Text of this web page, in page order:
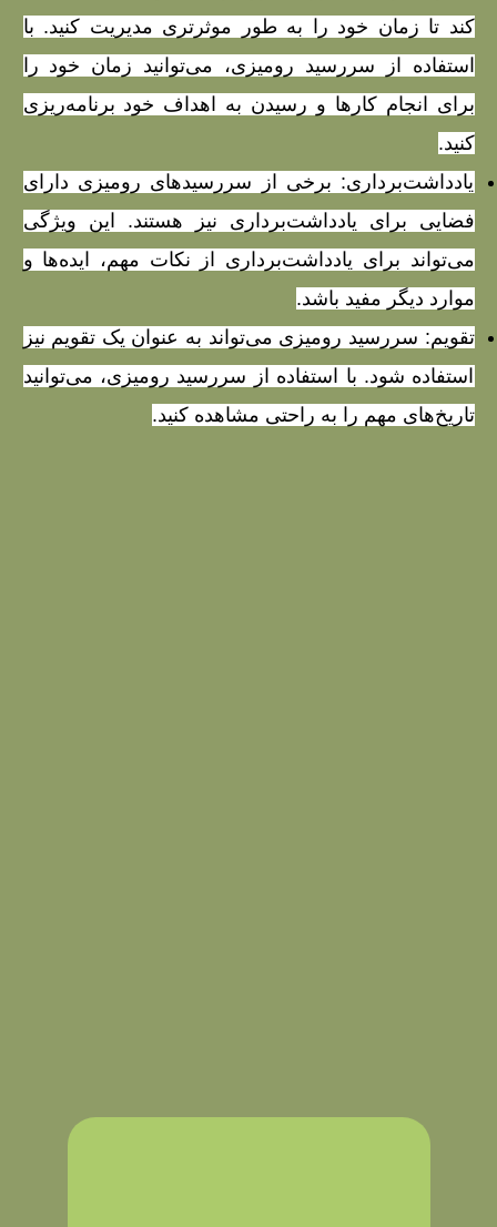
کند تا زمان خود را به طور موثرتری مدیریت کنید. با
استفاده از سررسید رومیزی، می‌توانید زمان خود را
برای انجام کارها و رسیدن به اهداف خود برنامه‌ریزی
کنید.
یادداشت‌برداری: برخی از سررسیدهای رومیزی دارای
فضایی برای یادداشت‌برداری نیز هستند. این ویژگی
می‌تواند برای یادداشت‌برداری از نکات مهم، ایده‌ها و
موارد دیگر مفید باشد.
تقویم: سررسید رومیزی می‌تواند به عنوان یک تقویم نیز
استفاده شود. با استفاده از سررسید رومیزی، می‌توانید
تاریخ‌های مهم را به راحتی مشاهده کنید.